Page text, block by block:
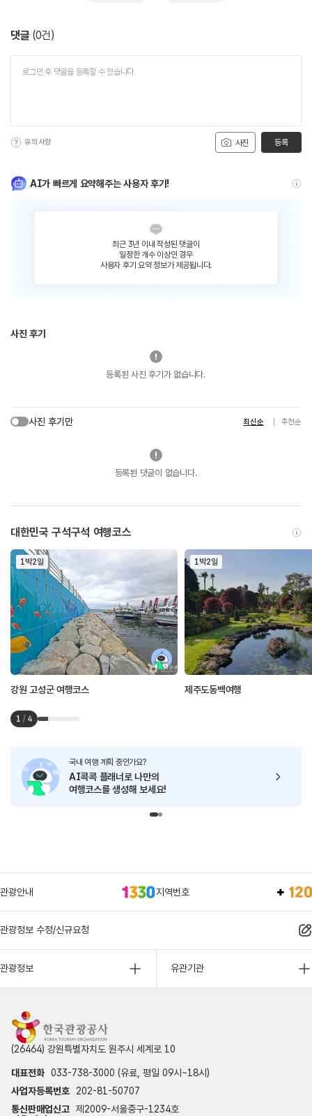
댓글 (0건)
사진
유의사항 등록
AI가 빠르게 요약해주는 사용자 후기!
최근 3년 이내 작성된 댓글이
일정한 개수 이상인 경우
사용자 후기 요약 정보가 제공됩니다.
사진 후기
등록된 사진 후기가 없습니다.
사진 후기만 최신순 추천순
등록된 댓글이 없습니다.
대한민국 구석구석 여행코스
1박2일
강원 고성군 여행코스
1박2일
제주도동백여행
1 / 4
국내 여행 계획 중인가요?
AI콕콕 플래너로 나만의
여행코스를 생성해 보세요!
관광안내 지역번호
관광정보 수정/신규요청
관광정보 유관기관
(26464) 강원특별자치도 원주시 세계로 10
대표전화 033-738-3000 (유료, 평일 09시~18시)
사업자등록번호
202-81-50707
통신판매업신고 제2009-서울중구-1234호